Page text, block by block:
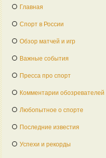
Главная
Спорт в России
Обзор матчей и игр
Важные события
Пресса про спорт
Комментарии обозревателей
Любопытное о спорте
Последние известия
Успехи и рекорды